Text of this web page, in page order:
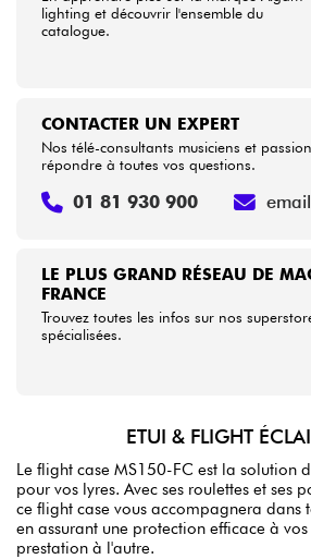
Packs
lighting et découvrir l'ensemble du
catalogue.
LE PLUS GRAND RÉSEAU DE
FRANCE
Trouvez toutes les infos sur nos
spécialisées.
CONTACTER UN EXPERT
Nos télé-consultants musiciens et
répondre à toutes vos questions.
01 81 930 900 email
ETUI & FLIGHT
Le flight case MS150-FC est la solution
pour vos lyres. Avec ses roulettes et ses
ce flight case vous accompagnera dans
en assurant une protection efficace à
prestation à l'autre.